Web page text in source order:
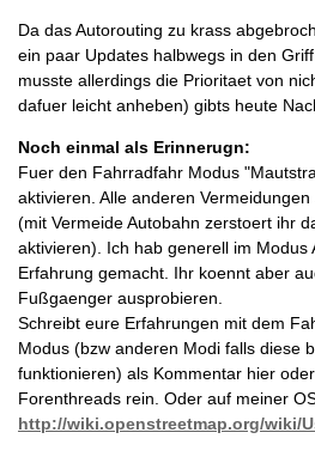
Da das Autorouting zu krass
ein paar Updates halbwegs in den
musste allerdings die Prioritaet von
dafuer leicht anheben) gibts heute
Noch einmal als Erinnerugn:
Fuer den Fahrradfahr Modus
aktivieren. Alle anderen
(mit Vermeide Autobahn zerstoert ihr
aktivieren). Ich hab generell im Modus
Erfahrung gemacht. Ihr koennt aber
Fußgaenger ausprobieren.
Schreibt eure Erfahrungen mit dem
Modus (bzw anderen Modi falls diese
funktionieren) als Kommentar hier
Forenthreads rein. Oder auf meiner
http://wiki.openstreetmap.org/wiki/